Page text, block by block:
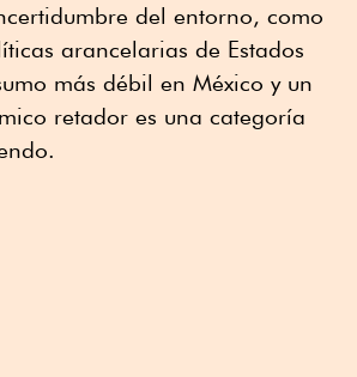
del entorno, como
arancelarias de Estados
más débil en México y un
retador es una categoría